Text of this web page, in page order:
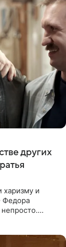
других
харизму и
Федора